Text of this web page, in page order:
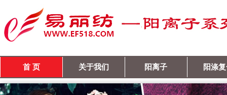
首 页 关于我们 阳离子 阳涤